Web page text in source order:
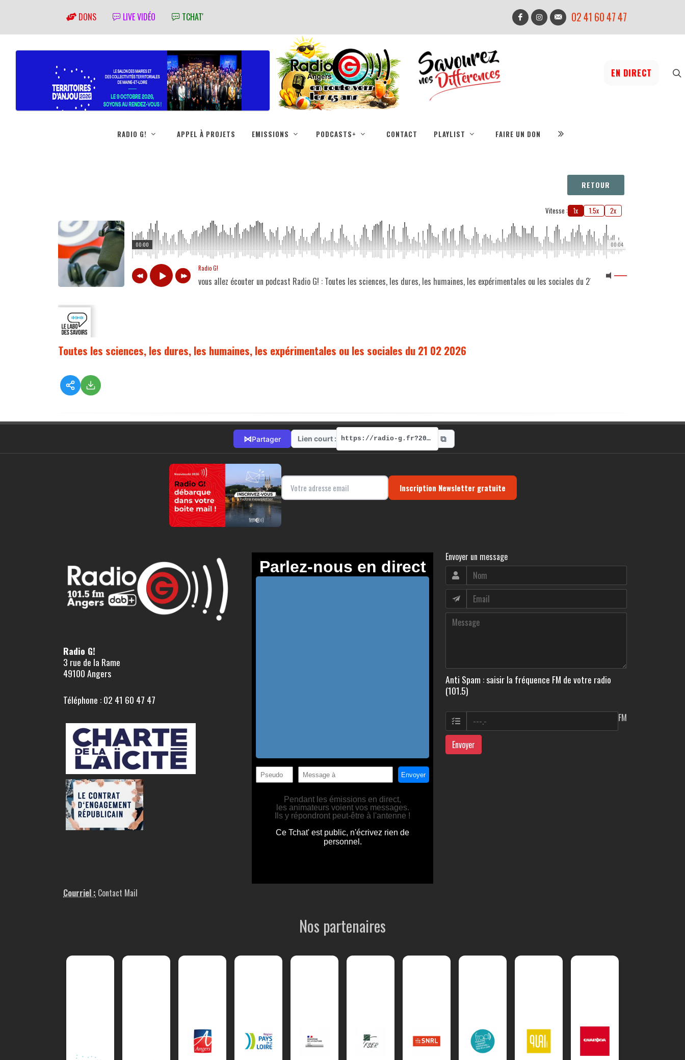
DONS LIVE VIDÉO TCHAT' 02 41 60 47 47
EN DIRECT
RADIO G! APPEL À PROJETS EMISSIONS PODCASTS+ CONTACT PLAYLIST FAIRE UN DON
RETOUR
Vitesse : 1x 1.5x 2x
00:04
00:00
Radio G!
vous allez écouter un podcast Radio G! : Toutes les sciences, les dures, les humaines, les expérimentales ou les sociales du 21 02 2026
Toutes les sciences, les dures, les humaines, les expérimentales ou les sociales du 21 02 2026
⋈Partager Lien court : https://radio-g.fr?20945 ⧉
Inscription Newsletter gratuite
Radio G!
3 rue de la Rame
49100 Angers
Téléphone : 02 41 60 47 47
Courriel : Contact Mail
Envoyer un message
Anti Spam : saisir la fréquence FM de votre radio
(101.5)
FM
Envoyer
Nos partenaires